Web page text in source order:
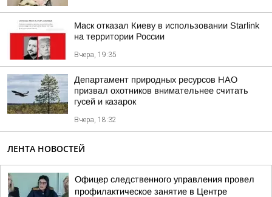
Маск отказал Киеву в использовании Starlink
на территории России
Вчера, 19:35
Департамент природных ресурсов НАО
призвал охотников внимательнее считать
гусей и казарок
Вчера, 18:32
ЛЕНТА НОВОСТЕЙ
Офицер следственного управления провел
профилактическое занятие в Центре